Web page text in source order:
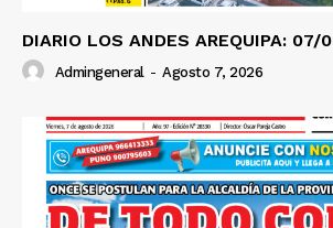
DIARIO LOS ANDES AREQUIPA: 07/
Admingeneral - Agosto 7, 2026